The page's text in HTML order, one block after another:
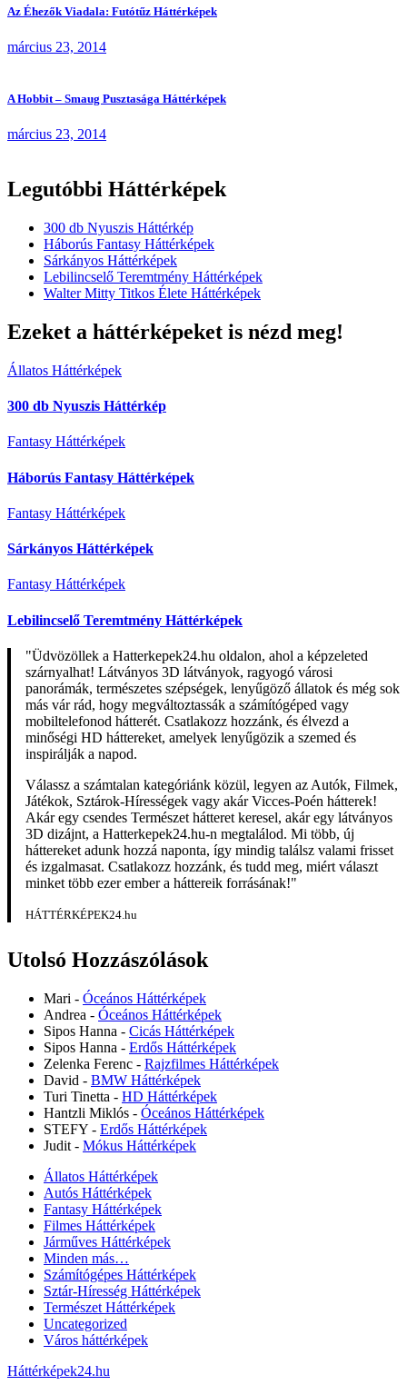
Az Éhezők Viadala: Futótűz Háttérképek
március 23, 2014
A Hobbit – Smaug Pusztasága Háttérképek
március 23, 2014
Legutóbbi Háttérképek
300 db Nyuszis Háttérkép
Háborús Fantasy Háttérképek
Sárkányos Háttérképek
Lebilincselő Teremtmény Háttérképek
Walter Mitty Titkos Élete Háttérképek
Ezeket a háttérképeket is nézd meg!
Állatos Háttérképek
300 db Nyuszis Háttérkép
Fantasy Háttérképek
Háborús Fantasy Háttérképek
Fantasy Háttérképek
Sárkányos Háttérképek
Fantasy Háttérképek
Lebilincselő Teremtmény Háttérképek
"Üdvözöllek a Hatterkepek24.hu oldalon, ahol a képzeleted
szárnyalhat! Látványos 3D látványok, ragyogó városi
panorámák, természetes szépségek, lenyűgöző állatok és még sok
más vár rád, hogy megváltoztassák a számítógéped vagy
mobiltelefonod hátterét. Csatlakozz hozzánk, és élvezd a
minőségi HD háttereket, amelyek lenyűgözik a szemed és
inspirálják a napod.
Válassz a számtalan kategóriánk közül, legyen az Autók, Filmek,
Játékok, Sztárok-Hírességek vagy akár Vicces-Poén hátterek!
Akár egy csendes Természet hátteret keresel, akár egy látványos
3D dizájnt, a Hatterkepek24.hu-n megtalálod. Mi több, új
háttereket adunk hozzá naponta, így mindig találsz valami frisset
és izgalmasat. Csatlakozz hozzánk, és tudd meg, miért választ
minket több ezer ember a háttereik forrásának!"
HÁTTÉRKÉPEK24.hu
Utolsó Hozzászólások
Mari - Óceános Háttérképek
Andrea - Óceános Háttérképek
Sipos Hanna - Cicás Háttérképek
Sipos Hanna - Erdős Háttérképek
Zelenka Ferenc - Rajzfilmes Háttérképek
David - BMW Háttérképek
Turi Tinetta - HD Háttérképek
Hantzli Miklós - Óceános Háttérképek
STEFY - Erdős Háttérképek
Judit - Mókus Háttérképek
Állatos Háttérképek
Autós Háttérképek
Fantasy Háttérképek
Filmes Háttérképek
Járműves Háttérképek
Minden más…
Számítógépes Háttérképek
Sztár-Híresség Háttérképek
Természet Háttérképek
Uncategorized
Város háttérképek
Háttérképek24.hu